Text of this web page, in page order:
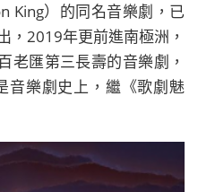
King）的同名音樂劇，已
，2019年更前進南極洲，
老匯第三長壽的音樂劇，
音樂劇史上，繼《歌劇魅